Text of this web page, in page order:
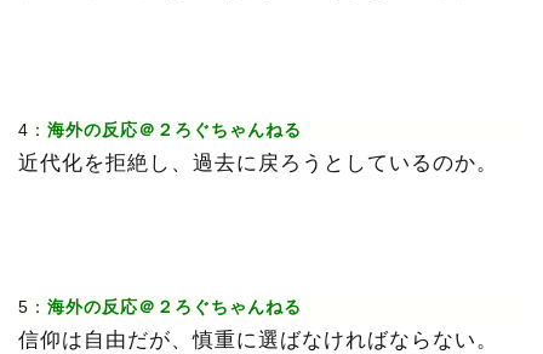
4： 海外の反応＠２ろぐちゃんねる
近代化を拒絶し、過去に戻ろうとしているのか。
5： 海外の反応＠２ろぐちゃんねる
信仰は自由だが、慎重に選ばなければならない。